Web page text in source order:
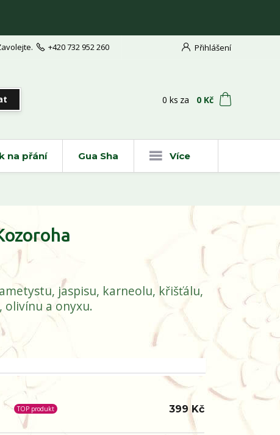
Přihlášení
+420 732 952 260
0 ks za 0 Kč
na přání Gua Sha Více
jaspisu, karneolu, křišťálu,
olivínu a onyxu.
TOP produkt 399 Kč